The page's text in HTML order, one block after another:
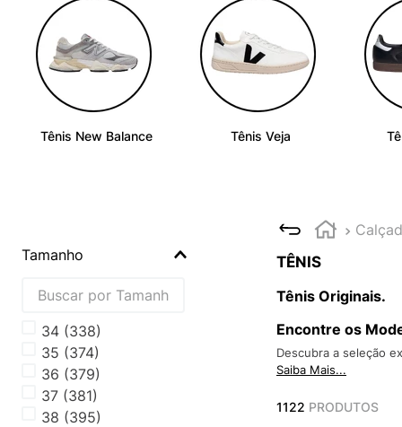
Tênis New Balance Tênis Veja
Tamanho
34 (338)
35 (374)
36 (379)
37 (381)
38 (395)
TÊNIS
Tênis Originais.
Encontre os
Descubra a seleção
Saiba Mais...
1122 PRODUTOS